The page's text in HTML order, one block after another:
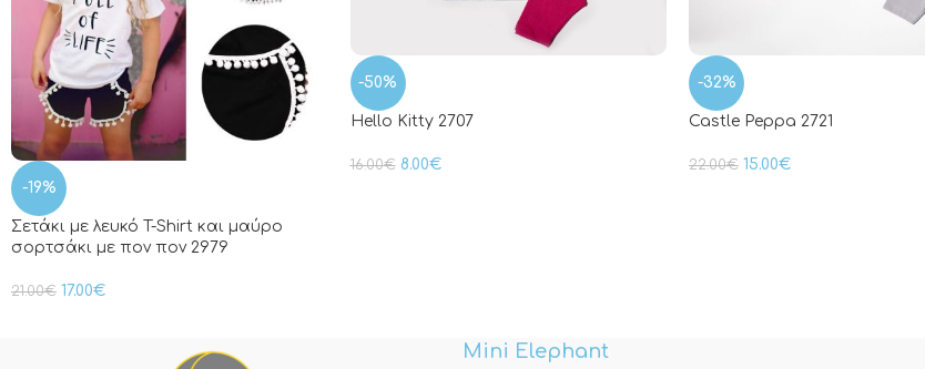
-19%
Σετάκι με λευκό T-Shirt και μαύρο
σορτσάκι με πον πον 2979
21.00€ 17.00€
-50%
Hello Kitty 2707
16.00€ 8.00€
-32%
Castle Peppa 2721
22.00€ 15.00€
Mini Elephant